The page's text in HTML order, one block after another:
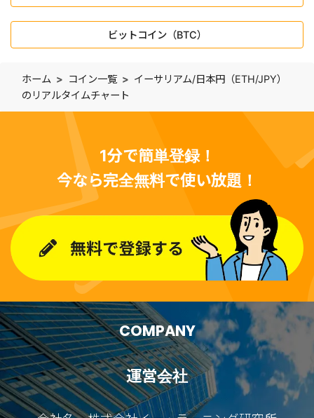
ビットコイン（BTC）
ホーム コイン一覧
イーサリアム/日本円（ETH/JPY）
のリアルタイムチャート
1分で簡単登録！
今なら完全無料で使い放題！
COMPANY
運営会社